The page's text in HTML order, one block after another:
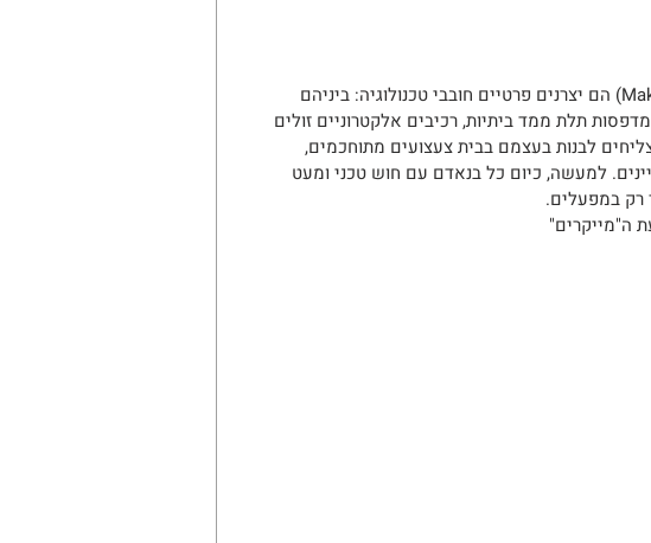
לפי ויקיפדיה, תנועת המייקרים או "המייקרס" (Makers) הם יצרנים פרטיים חובבי טכנולוגיה: ביניהם
תלת ממד ביתיות, רכיבים אלקטרוניים זולים
לבנות בעצמם בבית צעצועים מתוחכמים,
למעשה, כיום כל בנאדם עם חוש טכני ומעט
רק במפעלים.
ה"מייקרים"